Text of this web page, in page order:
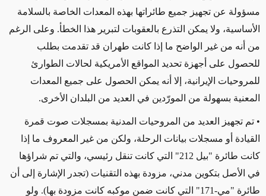
مسؤولة عن تجهيز جميع طائراتها بهذه المعدات الخاصة بالسلامة
الأساسية، ولا يمكن التذرع بالعقوبات لتبرير هذا الخطأ. وعلى الرغم
من أنه من غير الواضح ما إذا كانت طهران قد تقدمت بطلب
للحصول على أجهزة تحديد المواقع الأمريكية لحالات الطوارئ
للمروحيات الإيرانية، إلا أنه يمكن الحصول على جميع المعدات
المعنية بسهولة من المورّدين في العديد من البلدان الأخرى.
• تم تجهيز العديد من المروحيات المدنية بمسجلات صوت قمرة
القيادة أو مسجلات بيانات الرحلة، ولكن من غير المعروف ما إذا
كانت طائرة "بيل 212" التي كانت تنقل رئيسي، والتي تم شراؤها
في الأصل بتكوين مدني، مزودة بهذه التقنيات (تجدر الإشارة إلى أن
طائرة "مي-171" التي كانت ضمن موكبه كانت مزودة بها). ولو